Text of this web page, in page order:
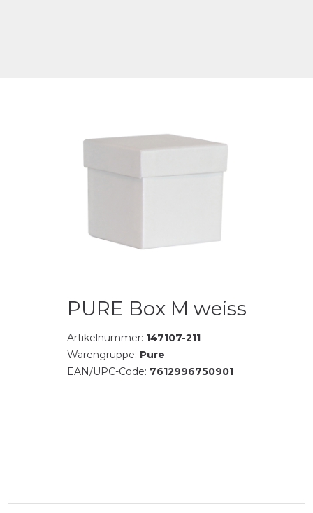
PURE Box M weiss
Artikelnummer: 147107-211
Warengruppe: Pure
EAN/UPC-Code: 7612996750901